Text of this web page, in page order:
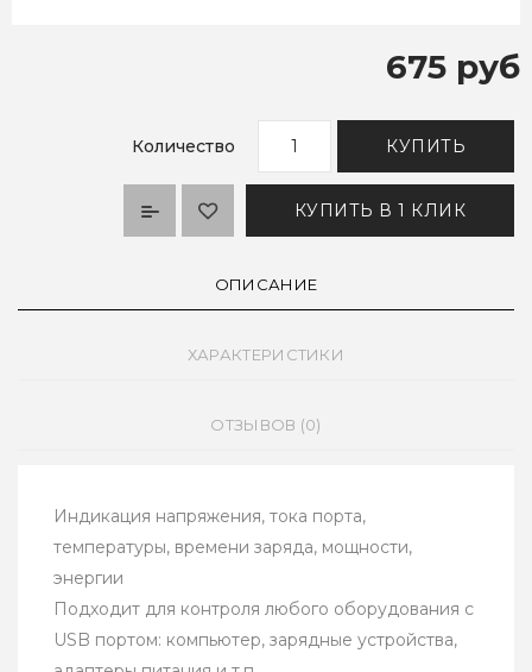
675 руб
Количество КУПИТЬ
КУПИТЬ В 1 КЛИК
ОПИСАНИЕ
ХАРАКТЕРИСТИКИ
ОТЗЫВОВ (0)
Индикация напряжения, тока порта,
температуры, времени заряда, мощности,
энергии
Подходит для контроля любого оборудования с
USB портом: компьютер, зарядные устройства,